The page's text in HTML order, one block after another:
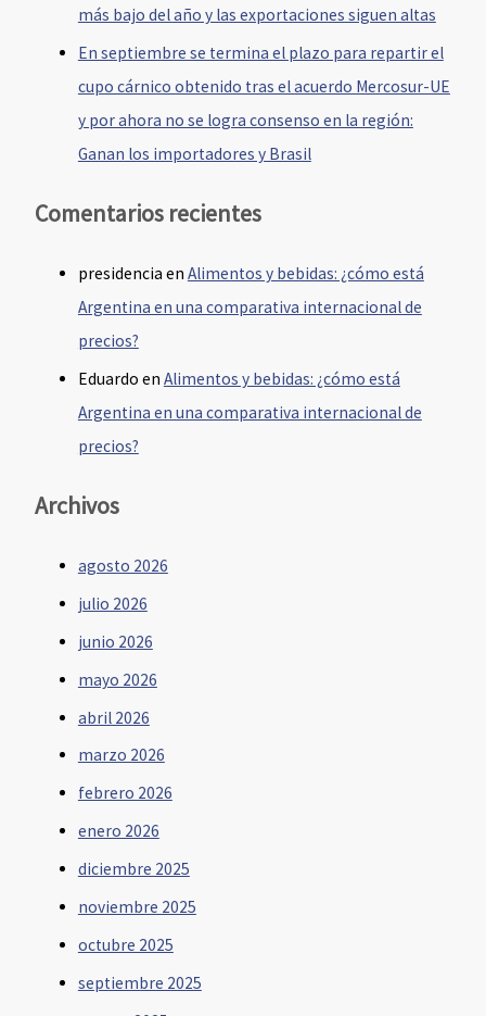
más bajo del año y las exportaciones siguen altas
En septiembre se termina el plazo para repartir el
cupo cárnico obtenido tras el acuerdo Mercosur-UE
y por ahora no se logra consenso en la región:
Ganan los importadores y Brasil
Comentarios recientes
presidencia en Alimentos y bebidas: ¿cómo está
Argentina en una comparativa internacional de
precios?
Eduardo en Alimentos y bebidas: ¿cómo está
Argentina en una comparativa internacional de
precios?
Archivos
agosto 2026
julio 2026
junio 2026
mayo 2026
abril 2026
marzo 2026
febrero 2026
enero 2026
diciembre 2025
noviembre 2025
octubre 2025
septiembre 2025